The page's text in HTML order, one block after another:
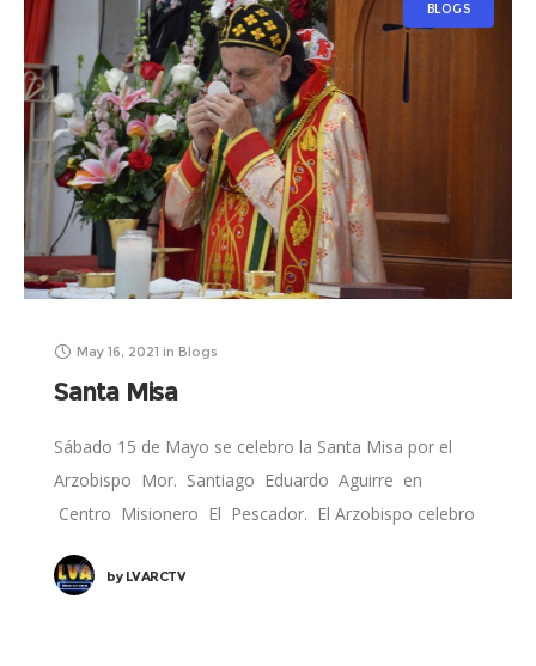
BLOGS
May 16, 2021 in Blogs
Santa Misa
Sábado 15 de Mayo se celebro la Santa Misa por el
Arzobispo Mor. Santiago Eduardo Aguirre en
Centro Misionero El Pescador. El Arzobispo celebro
byLVARCTV